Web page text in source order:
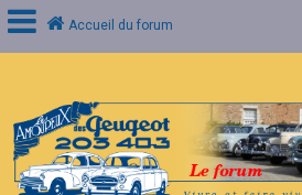
o
n
n
e
x
Accueil du forum